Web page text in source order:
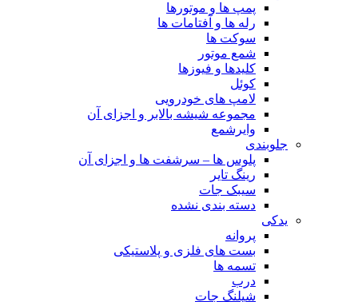
پمپ ها و موتورها
رله ها و آفتامات ها
سوکت ها
شمع موتور
کلیدها و فیوزها
کوئل
لامپ های خودرویی
مجموعه شیشه بالابر و اجزای آن
وایرشمع
جلوبندی
پلوس ها – سرشفت ها و اجزای آن
رینگ تایر
سیبک جات
دسته بندی نشده
یدکی
پروانه
بست های فلزی و پلاستیکی
تسمه ها
درب
شیلنگ جات